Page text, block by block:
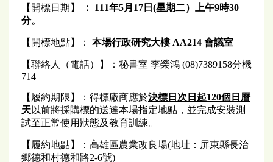
【開標日期】 ： 111年5月17 日 (星期二） 上午9時30
分。
【開標地點】： 本場行政研究大樓 AA214 會議室
【聯絡人（電話）】：秘書室 李榮鴻 (08)7389158分機
714
【履約期限】：得標廠商應於決標日次日起120個日曆
天以前將採購標的送達本場指定地點，並完成安裝測
試至正常使用狀態及教育訓練。
【履約地點】：高雄區農業改良場(地址：屏東縣長治
鄉德和村德和路2-6號)